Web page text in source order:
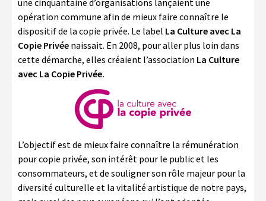
LA COPIE PRIVÉE
NUMÉRIQUE
LA CULTURE AVEC LA COPIE
PRIVÉE
une cinquantaine d’organisations lançaient une
opération commune afin de mieux faire connaître le
dispositif de la copie privée. Le label La Culture avec La
Copie Privée naissait. En 2008, pour aller plus loin dans
cette démarche, elles créaient l’association La Culture
avec La Copie Privée.
L’objectif est de mieux faire connaître la rémunération
pour copie privée, son intérêt pour le public et les
consommateurs, et de souligner son rôle majeur pour la
diversité culturelle et la vitalité artistique de notre pays,